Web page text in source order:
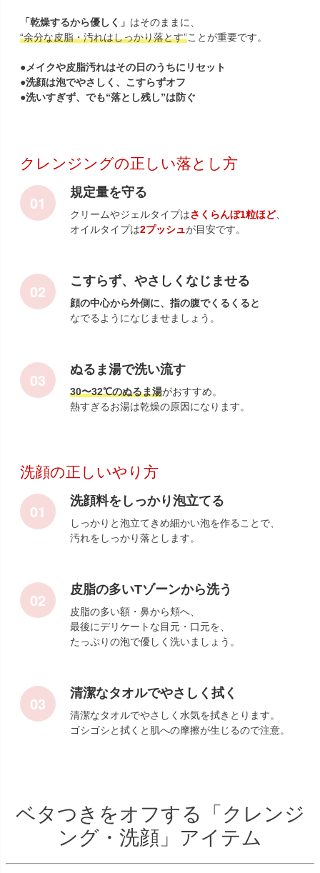
「乾燥するから優しく」 はそのままに、
“余分な皮脂・汚れはしっかり落とす”ことが重要です。
●メイクや皮脂汚れはその日のうちにリセット
●洗顔は泡でやさしく、こすらずオフ
●洗いすぎず、でも“落とし残し”は防ぐ
クレンジングの正しい落とし方
規定量を守る
クリームやジェルタイプはさくらんぼ1粒ほど、
オイルタイプは2プッシュが目安です。
こすらず、やさしくなじませる
顔の中心から外側に、指の腹でくるくると
なでるようになじませましょう。
ぬるま湯で洗い流す
30〜32℃のぬるま湯がおすすめ。
熱すぎるお湯は乾燥の原因になります。
洗顔の正しいやり方
洗顔料をしっかり泡立てる
しっかりと泡立てきめ細かい泡を作ることで、
汚れをしっかり落とします。
皮脂の多いTゾーンから洗う
皮脂の多い額・鼻から頬へ、
最後にデリケートな目元・口元を、
たっぷりの泡で優しく洗いましょう。
清潔なタオルでやさしく拭く
清潔なタオルでやさしく水気を拭きとります。
ゴシゴシと拭くと肌への摩擦が生じるので注意。
ベタつきをオフする「クレンジ
ング・洗顔」アイテム